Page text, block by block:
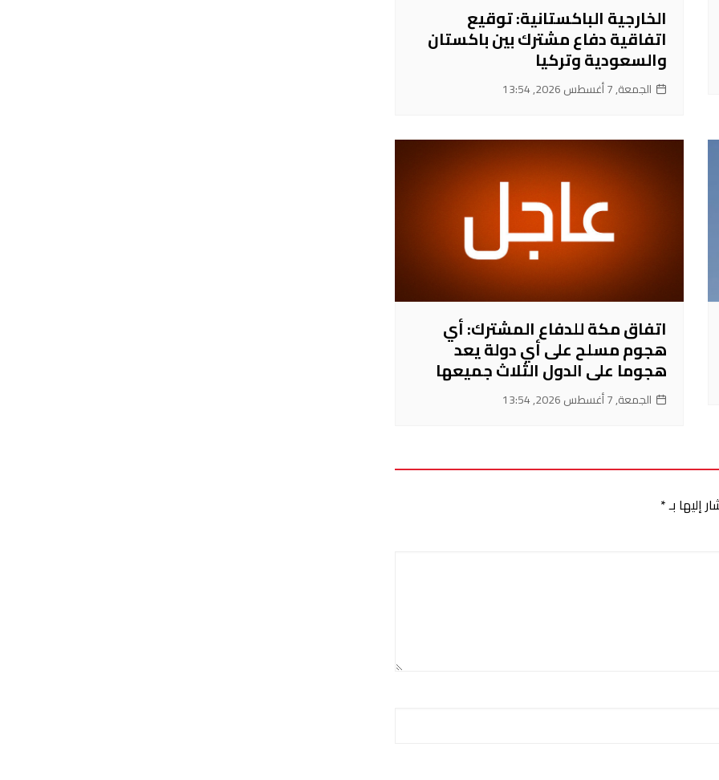
الخارجية الباكستانية: توقيع
اتفاقية دفاع مشترك بين باكستان
والسعودية وتركيا
الجمعة, 7 أغسطس 2026, 13:54
‏اتفاق مكة للدفاع المشترك: أي
هجوم مسلح على أي دولة يعد
هجوما على الدول الثلاث جميعها
الجمعة, 7 أغسطس 2026, 13:54
إليها بـ*